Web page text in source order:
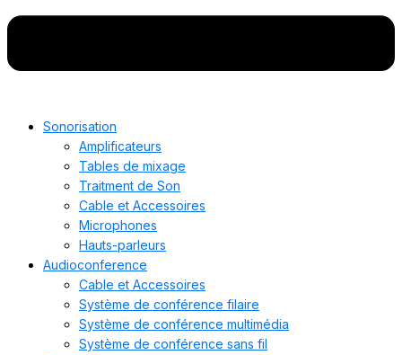
Sonorisation
Amplificateurs
Tables de mixage
Traitment de Son
Cable et Accessoires
Microphones
Hauts-parleurs
Audioconference
Cable et Accessoires
Système de conférence filaire
Système de conférence multimédia
Système de conférence sans fil